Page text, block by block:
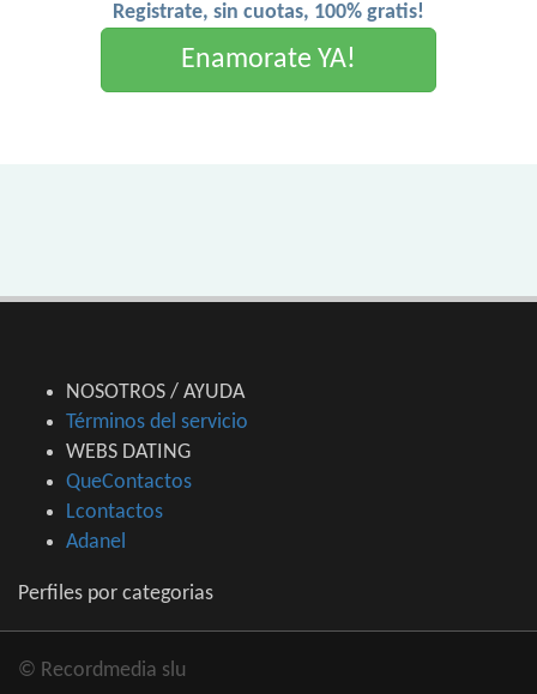
Registrate, sin cuotas, 100% gratis!
Enamorate YA!
NOSOTROS / AYUDA
Términos del servicio
WEBS DATING
QueContactos
Lcontactos
Adanel
Perfiles por categorias
© Recordmedia slu